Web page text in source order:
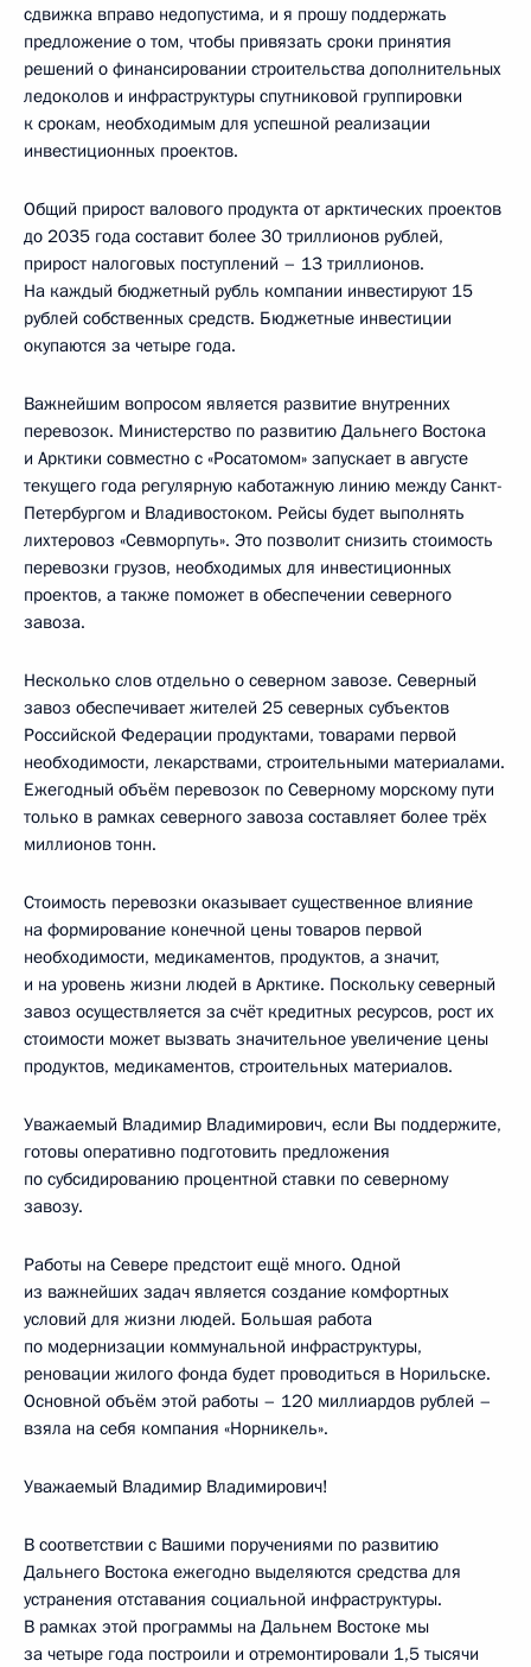
сдвижка вправо недопустима, и я прошу поддержать
предложение о том, чтобы привязать сроки принятия
решений о финансировании строительства дополнительных
ледоколов и инфраструктуры спутниковой группировки
к срокам, необходимым для успешной реализации
инвестиционных проектов.
Общий прирост валового продукта от арктических проектов
до 2035 года составит более 30 триллионов рублей,
прирост налоговых поступлений – 13 триллионов.
На каждый бюджетный рубль компании инвестируют 15
рублей собственных средств. Бюджетные инвестиции
окупаются за четыре года.
Важнейшим вопросом является развитие внутренних
перевозок. Министерство по развитию Дальнего Востока
и Арктики совместно с «Росатомом» запускает в августе
текущего года регулярную каботажную линию между Санкт-
Петербургом и Владивостоком. Рейсы будет выполнять
лихтеровоз «Севморпуть». Это позволит снизить стоимость
перевозки грузов, необходимых для инвестиционных
проектов, а также поможет в обеспечении северного
завоза.
Несколько слов отдельно о северном завозе. Северный
завоз обеспечивает жителей 25 северных субъектов
Российской Федерации продуктами, товарами первой
необходимости, лекарствами, строительными материалами.
Ежегодный объём перевозок по Северному морскому пути
только в рамках северного завоза составляет более трёх
миллионов тонн.
Стоимость перевозки оказывает существенное влияние
на формирование конечной цены товаров первой
необходимости, медикаментов, продуктов, а значит,
и на уровень жизни людей в Арктике. Поскольку северный
завоз осуществляется за счёт кредитных ресурсов, рост их
стоимости может вызвать значительное увеличение цены
продуктов, медикаментов, строительных материалов.
Уважаемый Владимир Владимирович, если Вы поддержите,
готовы оперативно подготовить предложения
по субсидированию процентной ставки по северному
завозу.
Работы на Севере предстоит ещё много. Одной
из важнейших задач является создание комфортных
условий для жизни людей. Большая работа
по модернизации коммунальной инфраструктуры,
реновации жилого фонда будет проводиться в Норильске.
Основной объём этой работы – 120 миллиардов рублей –
взяла на себя компания «Норникель».
Уважаемый Владимир Владимирович!
В соответствии с Вашими поручениями по развитию
Дальнего Востока ежегодно выделяются средства для
устранения отставания социальной инфраструктуры.
В рамках этой программы на Дальнем Востоке мы
за четыре года построили и отремонтировали 1,5 тысячи